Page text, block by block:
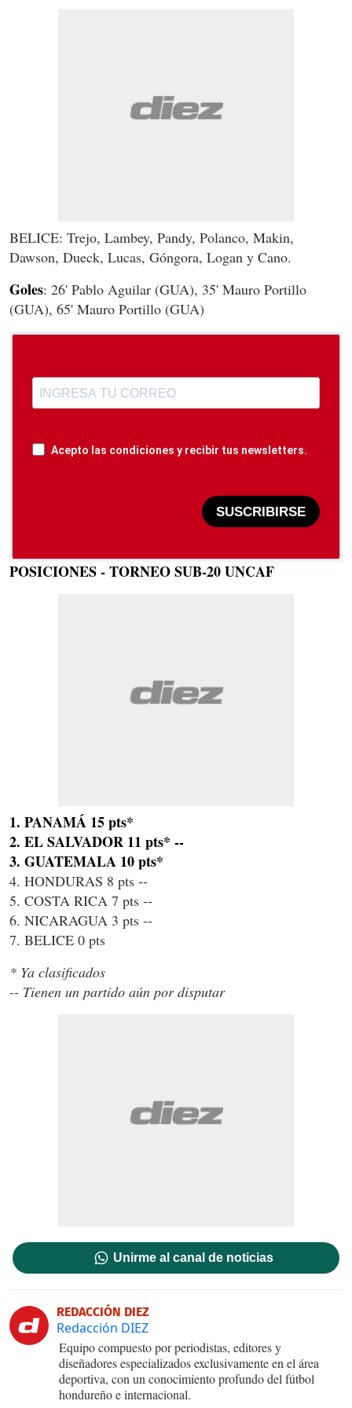
BELICE: Trejo, Lambey, Pandy, Polanco, Makin,
Dawson, Dueck, Lucas, Góngora, Logan y Cano.
Goles: 26' Pablo Aguilar (GUA), 35' Mauro Portillo
(GUA), 65' Mauro Portillo (GUA)
Acepto las condiciones y recibir tus newsletters.
SUSCRIBIRSE
POSICIONES - TORNEO SUB-20 UNCAF
1. PANAMÁ 15 pts*
2. EL SALVADOR 11 pts* --
3. GUATEMALA 10 pts*
4. HONDURAS 8 pts --
5. COSTA RICA 7 pts --
6. NICARAGUA 3 pts --
7. BELICE 0 pts
* Ya clasificados
-- Tienen un partido aún por disputar
Unirme al canal de noticias
REDACCIÓN DIEZ
Redacción DIEZ
Equipo compuesto por periodistas, editores y
diseñadores especializados exclusivamente en el área
deportiva, con un conocimiento profundo del fútbol
hondureño e internacional.